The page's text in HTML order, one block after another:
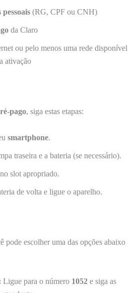
(RG, CPF ou CNH)
da Claro
ou pelo menos uma rede disponível
ativação
pago, siga estas etapas:
smartphone.
traseira e a bateria (se necessário).
slot apropriado.
de volta e ligue o aparelho.
pode escolher uma das opções abaixo
Ligue para o número 1052 e siga as